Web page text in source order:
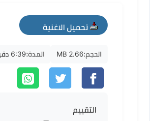
تحميل الاغنية
mp3
الحجم:2.66 MB المدة:6:39 دقيقة
التقييم